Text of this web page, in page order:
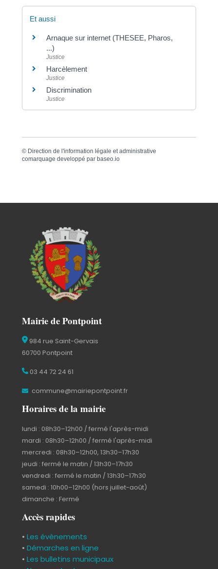
Et aussi
Arnaque sur internet (THESEE, Pharos,
...)
Justice
Harcèlement
Justice
Discrimination
Justice
© Direction de l'information légale et administrative
comarquage developpé par baseo.io
Mairie de Pontpoint
984 rue Saint-Gervais
60700 Pontpoint
03 44 72 24 61
commune@mairiepontpoint.fr
Horaires de la mairie
lundi : 08h30–12h00 / fermé l'après-midi
mardi : 08h30–12h00 / fermé l'après-midi
mercredi : 08h30–12h00, 13h30–17h30
jeudi : fermé le matin / 13h30–17h30
vendredi : fermé le matin / 13h30–17h30
samedi : 10h00–12h00 (hors juillet-août)
dimanche : Fermé
Accès rapides
• Les évènements
• Démarches en ligne
• Les bulletins municipaux